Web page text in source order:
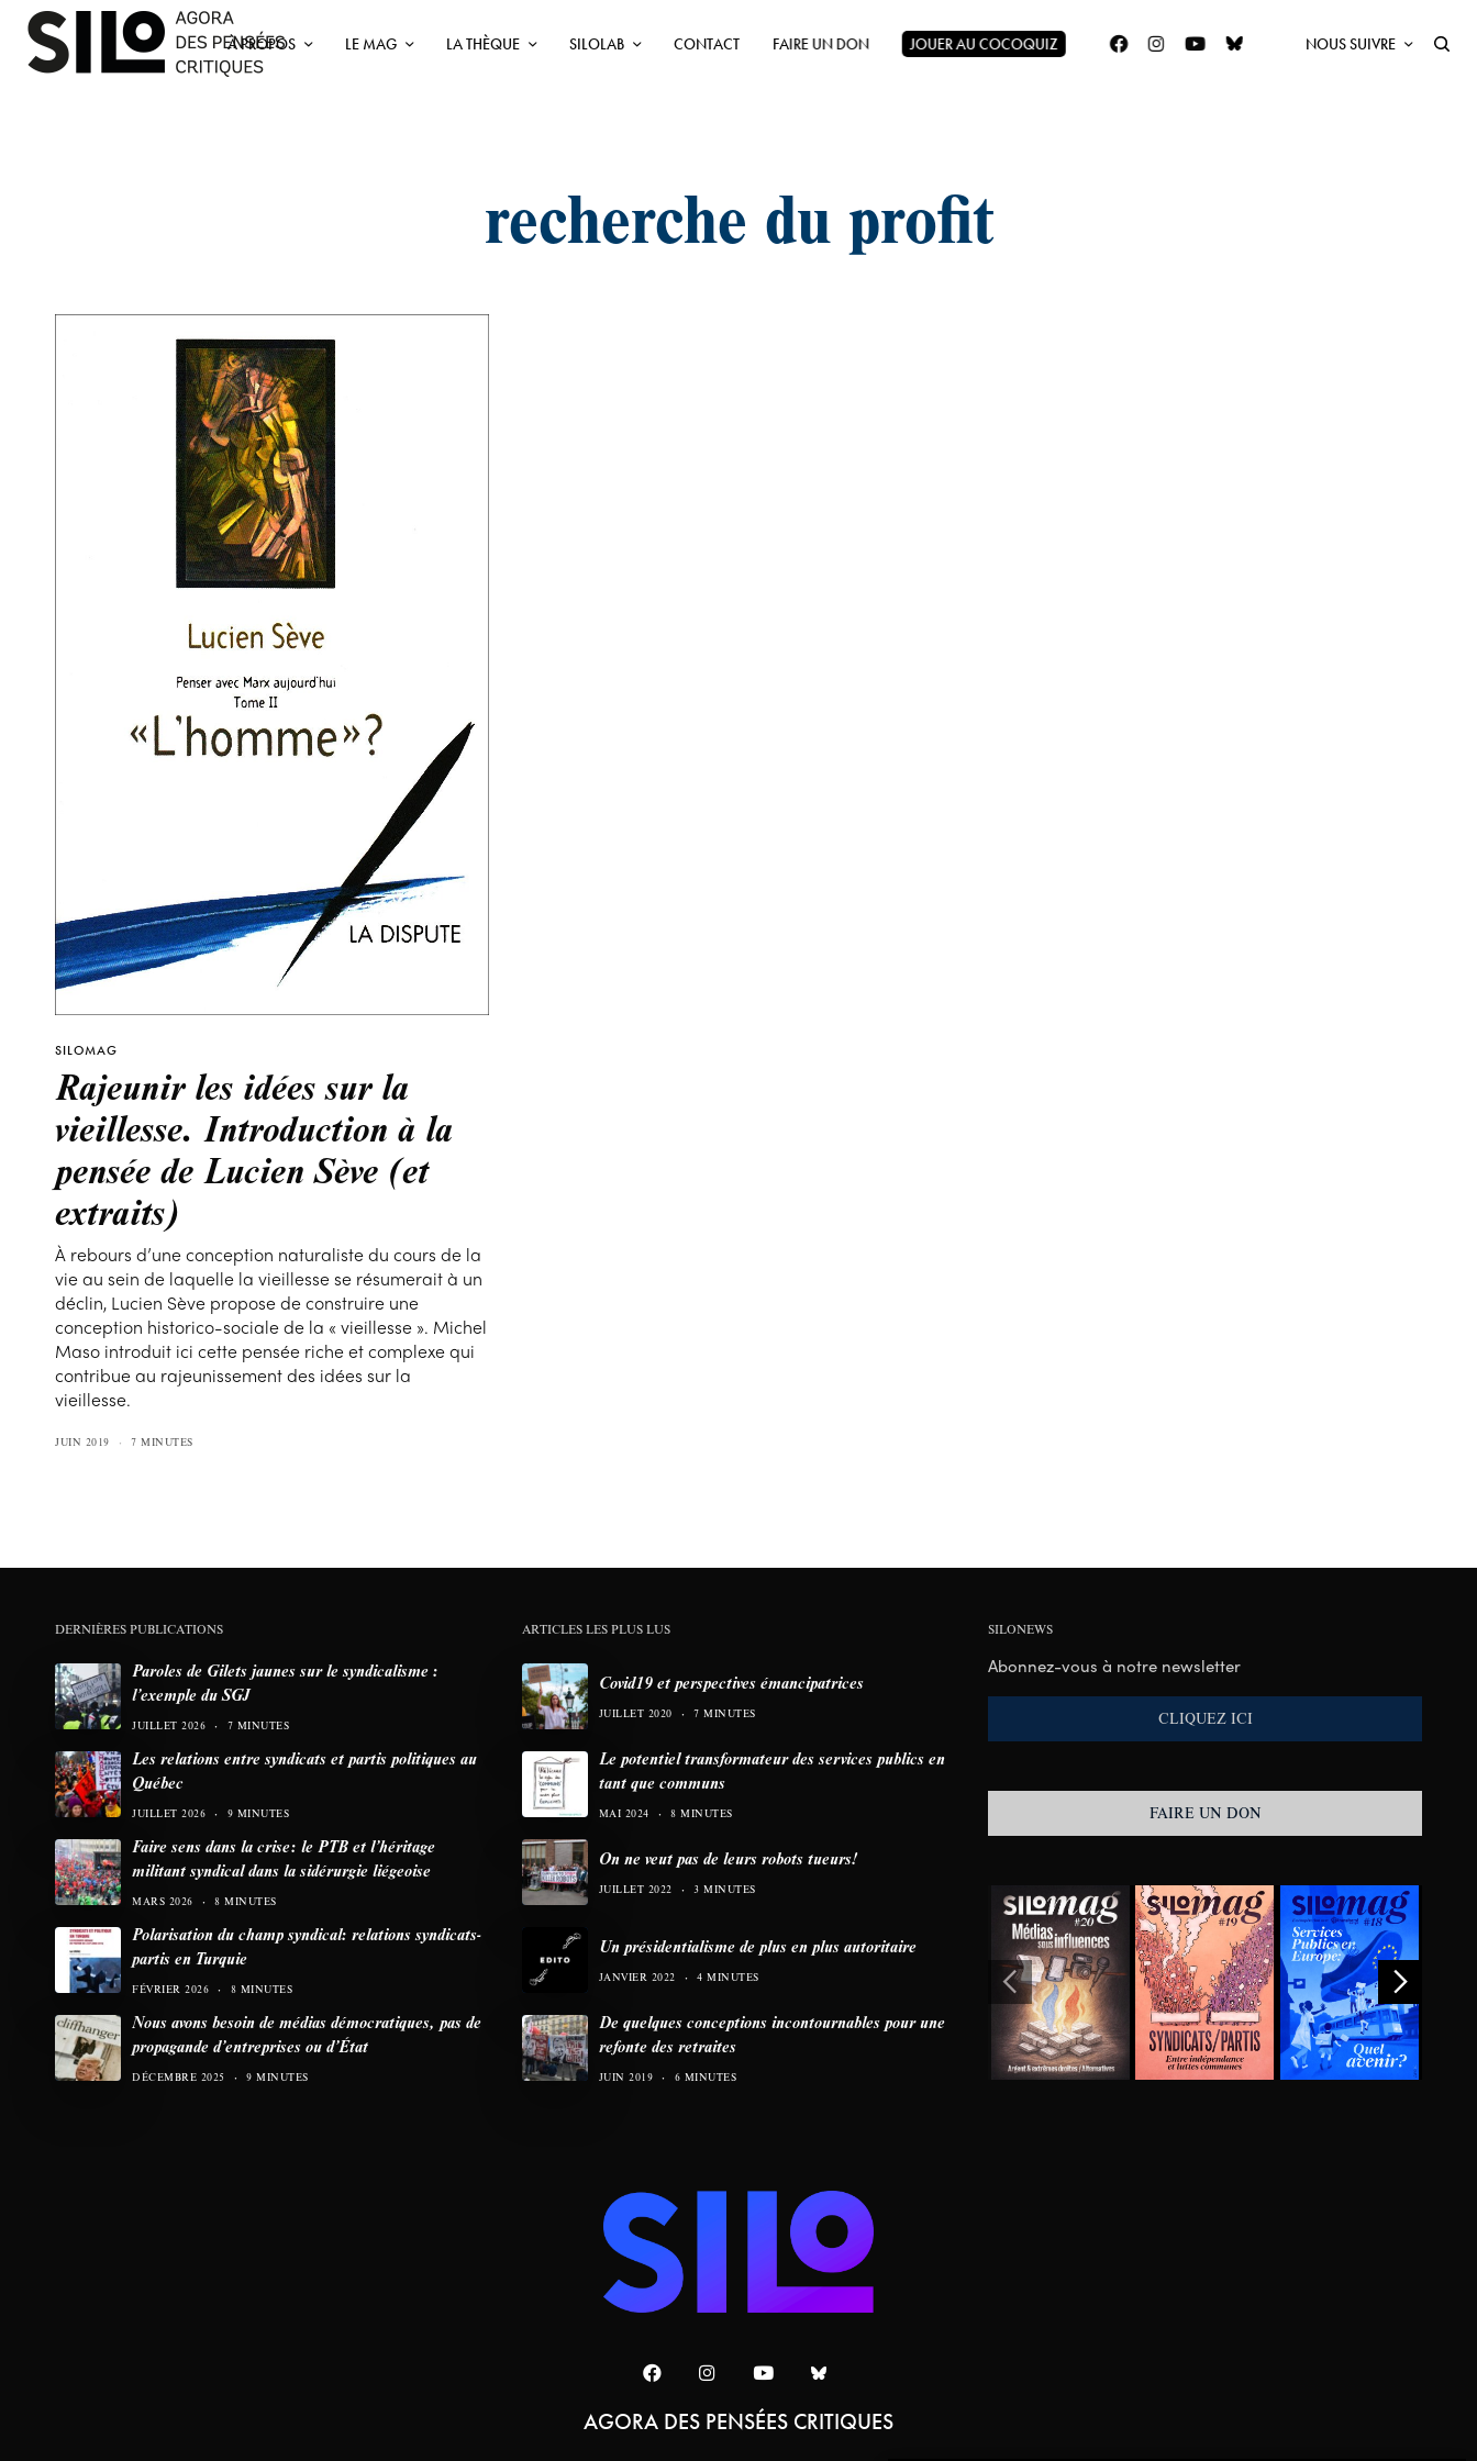
À PROPOS LE MAG LA THÈQUE SILOLAB CONTACT FAIRE UN DON JOUER AU COCOQUIZ NOUS SUIVRE
recherche du profit
SILOMAG
Rajeunir les idées sur la
vieillesse. Introduction à la
pensée de Lucien Sève (et
extraits)
À rebours d’une conception naturaliste du cours de la
vie au sein de laquelle la vieillesse se résumerait à un
déclin, Lucien Sève propose de construire une
conception historico-sociale de la « vieillesse ». Michel
Maso introduit ici cette pensée riche et complexe qui
contribue au rajeunissement des idées sur la
vieillesse.
JUIN 2019 7 MINUTES
DERNIÈRES PUBLICATIONS
Paroles de Gilets jaunes sur le syndicalisme :
l’exemple du SGJ
JUILLET 2026 7 MINUTES
Les relations entre syndicats et partis politiques au
Québec
JUILLET 2026 9 MINUTES
Faire sens dans la crise: le PTB et l’héritage
militant syndical dans la sidérurgie liégeoise
MARS 2026 8 MINUTES
Polarisation du champ syndical: relations syndicats-
partis en Turquie
FÉVRIER 2026 8 MINUTES
Nous avons besoin de médias démocratiques, pas de
propagande d’entreprises ou d’État
DÉCEMBRE 2025 9 MINUTES
ARTICLES LES PLUS LUS
Covid19 et perspectives émancipatrices
JUILLET 2020 7 MINUTES
Le potentiel transformateur des services publics en
tant que communs
MAI 2024 8 MINUTES
On ne veut pas de leurs robots tueurs!
JUILLET 2022 3 MINUTES
Un présidentialisme de plus en plus autoritaire
JANVIER 2022 4 MINUTES
De quelques conceptions incontournables pour une
refonte des retraites
JUIN 2019 6 MINUTES
SILONEWS
Abonnez-vous à notre newsletter
CLIQUEZ ICI
FAIRE UN DON
AGORA DES PENSÉES CRITIQUES